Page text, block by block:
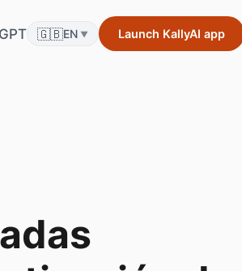
🇬🇧EN ▼ Launch KallyAI app